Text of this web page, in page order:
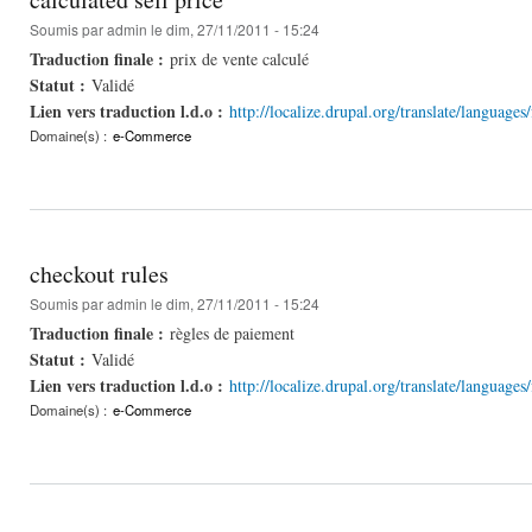
Soumis paradmin le dim, 27/11/2011 - 15:24
Traduction finale : prix de vente calculé
Statut : Validé
Lien vers traduction l.d.o : http://localize.drupal.org/translate/
Domaine(s) : e-Commerce
checkout rules
Soumis paradmin le dim, 27/11/2011 - 15:24
Traduction finale : règles de paiement
Statut : Validé
Lien vers traduction l.d.o : http://localize.drupal.org/translate/
Domaine(s) : e-Commerce